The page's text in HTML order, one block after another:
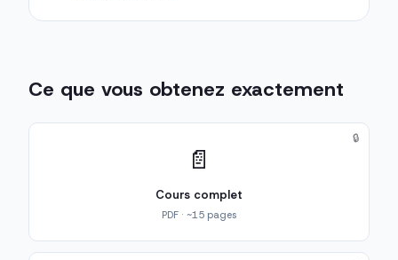
Ce que vous obtenez exactement
📄
Cours complet
PDF · ~15 pages
🔒